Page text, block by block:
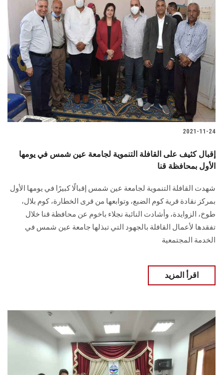
2021-11-24
إقبال كثيف على القافلة التنموية لجامعة عين شمس في يومها
الأول بمحافظة قنا
شهدت القافلة التنموية لجامعة عين شمس إقبالًا كبيرًا في يومها الأول
بمركز نقادة قرية كوم الضبع، وتوابعها من قرى الخطارة، كوم بلال،
طوخ، الزوايدة، وأشادت النائبة نجلاء باخوم عن محافظة قنا خلال
تفقدها لأعمال القافلة بالجهود التي تبذلها جامعة عين شمس في
الخدمة المجتمعية
اقرأ المزيد